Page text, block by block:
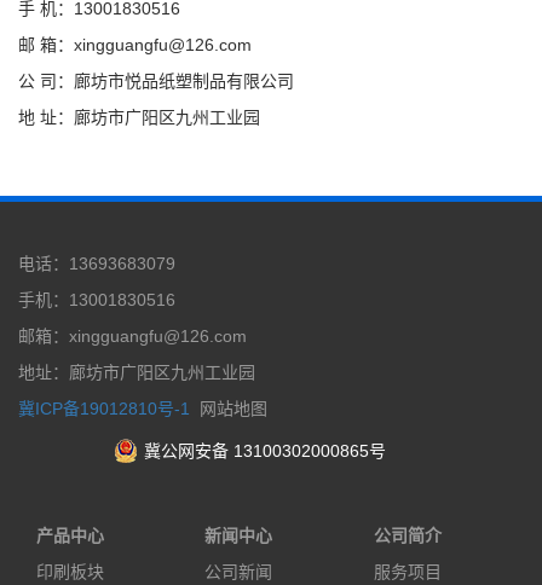
手 机：13001830516
邮 箱：xingguangfu@126.com
公 司：廊坊市悦品纸塑制品有限公司
地 址：廊坊市广阳区九州工业园
电话：13693683079
手机：13001830516
邮箱：xingguangfu@126.com
地址：廊坊市广阳区九州工业园
冀ICP备19012810号-1
网站地图
冀公网安备 13100302000865号
产品中心
印刷板块
新闻中心
公司新闻
公司简介
服务项目